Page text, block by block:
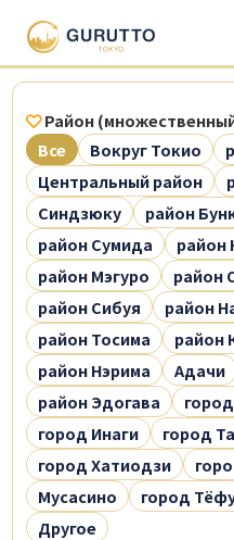
Район
Все
Вокруг Токио
Центральный район
Синдзюку
район
район Сумида
район
район Мэгуро
район
район Сибуя
район
район Тосима
район
район Нэрима
Адачи
район Эдогава
город Инаги
город
город Хатиодзи
Мусасино
город
Другое